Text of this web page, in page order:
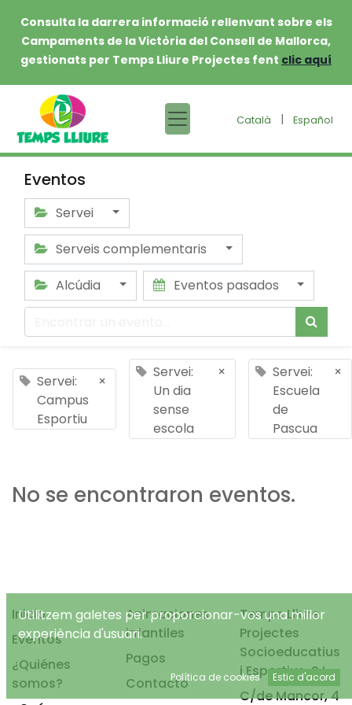
Consulta la darrera informació rellenvant sobre els
Campaments de la Victòria del Consell de Mallorca,
gestionats per Temps Lliure Projectes fent clic aquí
Català | Español
Eventos
Servei
Serveis complementaris
Alcúdia
Eventos pasados
Servei:
Campus
Esportiu
×
Servei:
Un dia
sense
escola
×
Servei:
Escuela
de
Pascua
×
No se encontraron eventos.
Inicio
Eventos
¿Quiénes
somos?
Animaciones
infantiles
Pagos
Contacto
Temps Lliure
Projectes
Socioeducatius
i Esportius, S.L.
C/de Mancor, 4
Utilitzem galetes per proporcionar-vos una millor
experiència d'usuari.
Política de cookies Estic d'acord